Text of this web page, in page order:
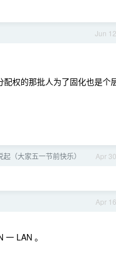
Jun 12
权的那批人为了固化也是个
Apr 30
（大家五一节前快乐）
Apr 16
LAN 。